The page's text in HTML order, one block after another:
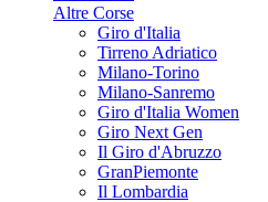
Altre Corse
Giro d'Italia
Tirreno Adriatico
Milano-Torino
Milano-Sanremo
Giro d'Italia Women
Giro Next Gen
Il Giro d'Abruzzo
GranPiemonte
Il Lombardia